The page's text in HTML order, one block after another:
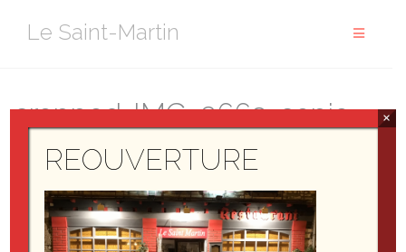
Le Saint-Martin
cropped-IMG_3669-copie-
1.png
REOUVERTURE
×